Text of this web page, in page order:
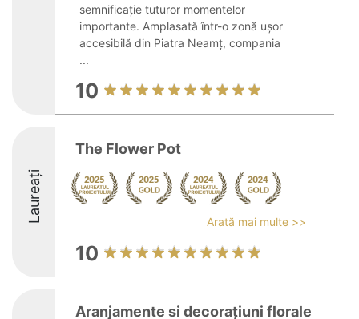
semnificație tuturor momentelor
importante. Amplasată într-o zonă ușor
accesibilă din Piatra Neamț, compania
...
10
Laureați
The Flower Pot
Arată mai multe >>
10
Aranjamente si decorațiuni florale